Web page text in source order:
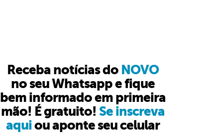
Receba notícias do NOVO
no seu Whatsapp e fique
bem informado em primeira
mão! É gratuito! Se inscreva
aquiou aponte seu celular